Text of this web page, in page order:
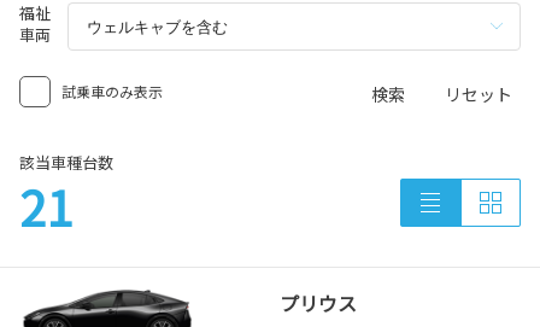
福祉
車両
試乗車のみ表示 検索 リセット
該当車種台数
21
プリウス